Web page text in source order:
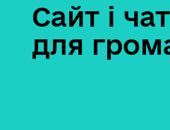
Сайт і
для